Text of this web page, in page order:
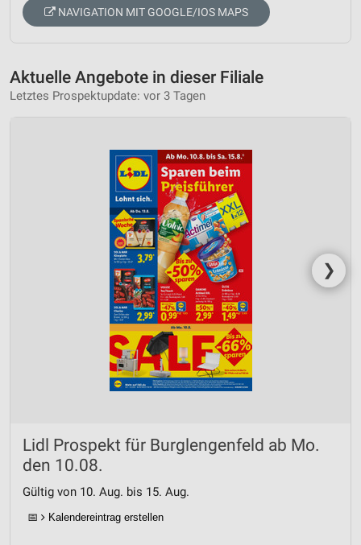
NAVIGATION MIT GOOGLE/IOS MAPS
Aktuelle Angebote in dieser Filiale
Letztes Prospektupdate: vor 3 Tagen
❯
Lidl Prospekt für Burglengenfeld ab Mo.
den 10.08.
Gültig von 10. Aug. bis 15. Aug.
📅 Kalendereintrag erstellen